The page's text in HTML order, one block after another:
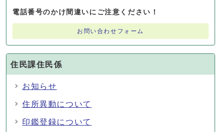
電話番号のかけ間違いにご注意ください！
お問い合わせフォーム
住民課住民係
お知らせ
住所異動について
印鑑登録について